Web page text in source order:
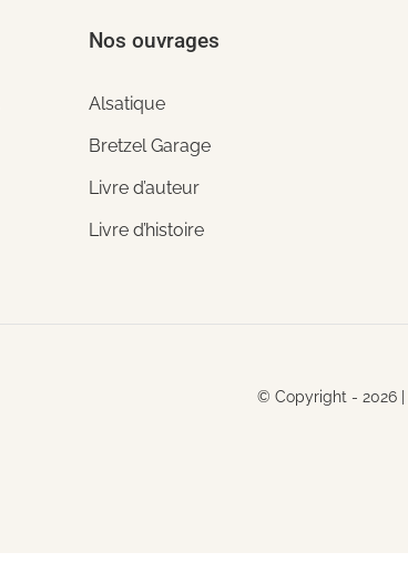
Nos ouvrages
Alsatique
Bretzel Garage
Livre d’auteur
Livre d’histoire
© Copyright - 2026 |